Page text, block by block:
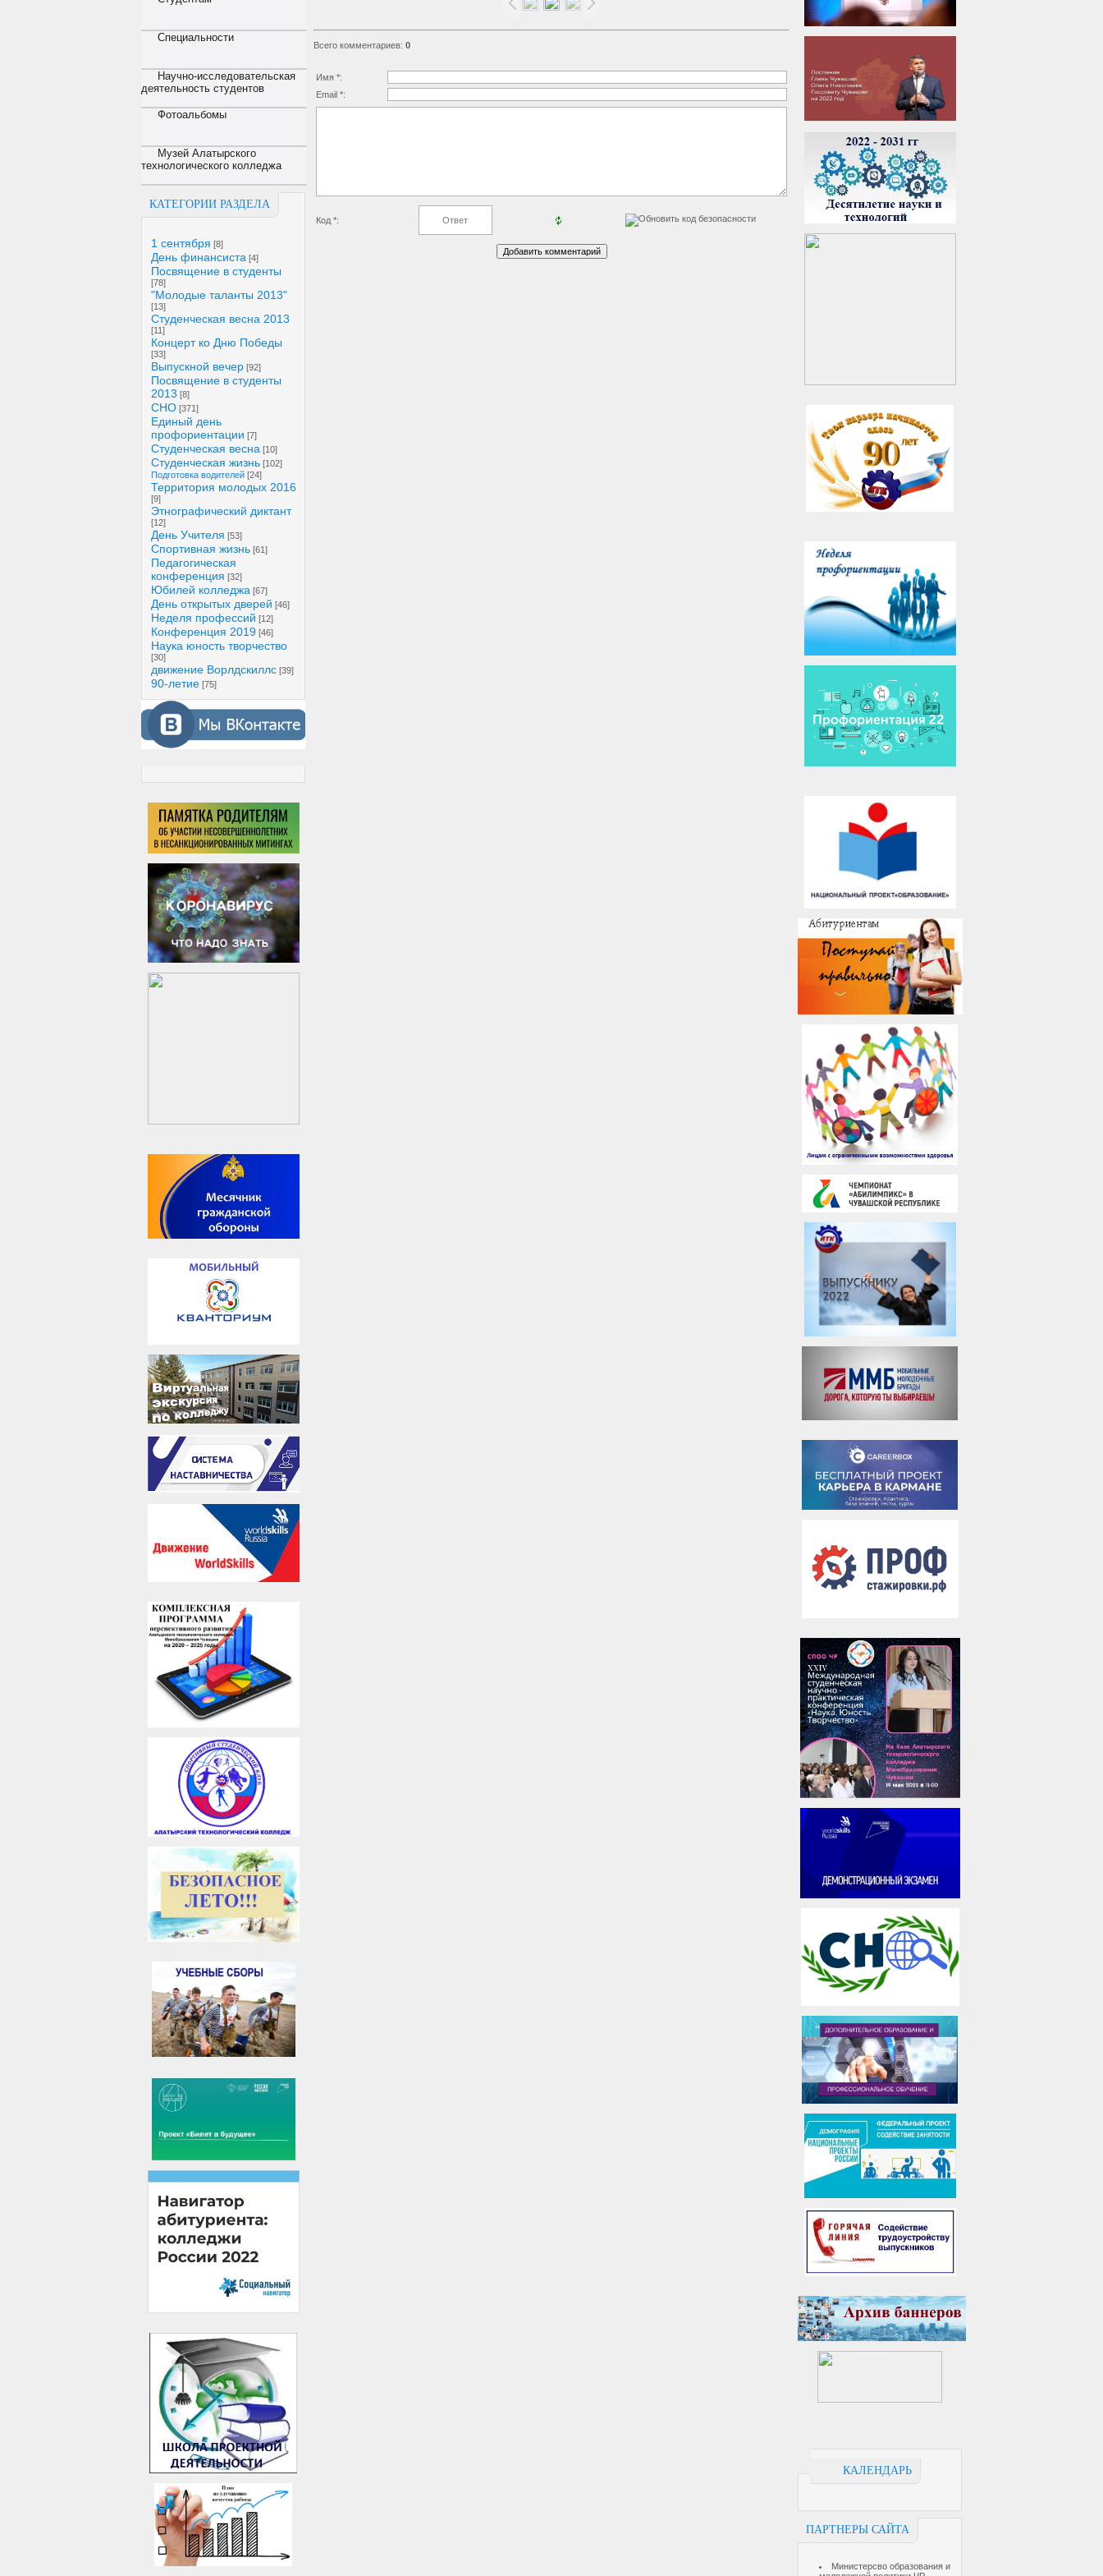
Специальности
Научно-исследовательская
деятельность студентов
Фотоальбомы
Музей Алатырского
технологического колледжа
КАТЕГОРИИ РАЗДЕЛА
1 сентября [8]
День финансиста [4]
Посвящение в студенты
[78]
"Молодые таланты 2013"
[13]
Студенческая весна 2013
[11]
Концерт ко Дню Победы
[33]
Выпускной вечер [92]
Посвящение в студенты
2013 [8]
СНО [371]
Единый день
профориентации [7]
Студенческая весна [10]
Студенческая жизнь [102]
Подготовка водителей [24]
Территория молодых 2016
[9]
Этнографический диктант
[12]
День Учителя [53]
Спортивная жизнь [61]
Педагогическая
конференция [32]
Юбилей колледжа [67]
День открытых дверей [46]
Неделя профессий [12]
Конференция 2019 [46]
Наука юность творчество
[30]
движение Ворлдскиллс [39]
90-летие [75]
КАЛЕНДАРЬ
ПАРТНЕРЫ САЙТА
Министерсво образования и
Всего комментариев: 0
Имя *:
Email *:
Код *: